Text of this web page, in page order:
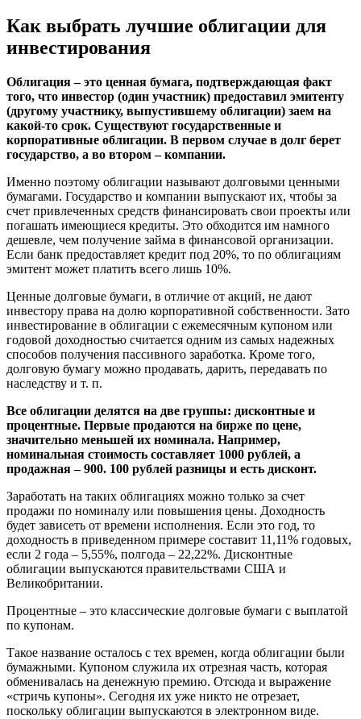
Как выбрать лучшие облигации для
инвестирования
Облигация – это ценная бумага, подтверждающая факт
того, что инвестор (один участник) предоставил эмитенту
(другому участнику, выпустившему облигации) заем на
какой-то срок. Существуют государственные и
корпоративные облигации. В первом случае в долг берет
государство, а во втором – компании.
Именно поэтому облигации называют долговыми ценными
бумагами. Государство и компании выпускают их, чтобы за
счет привлеченных средств финансировать свои проекты или
погашать имеющиеся кредиты. Это обходится им намного
дешевле, чем получение займа в финансовой организации.
Если банк предоставляет кредит под 20%, то по облигациям
эмитент может платить всего лишь 10%.
Ценные долговые бумаги, в отличие от акций, не дают
инвестору права на долю корпоративной собственности. Зато
инвестирование в облигации с ежемесячным купоном или
годовой доходностью считается одним из самых надежных
способов получения пассивного заработка. Кроме того,
долговую бумагу можно продавать, дарить, передавать по
наследству и т. п.
Все облигации делятся на две группы: дисконтные и
процентные. Первые продаются на бирже по цене,
значительно меньшей их номинала. Например,
номинальная стоимость составляет 1000 рублей, а
продажная – 900. 100 рублей разницы и есть дисконт.
Заработать на таких облигациях можно только за счет
продажи по номиналу или повышения цены. Доходность
будет зависеть от времени исполнения. Если это год, то
доходность в приведенном примере составит 11,11% годовых,
если 2 года – 5,55%, полгода – 22,22%. Дисконтные
облигации выпускаются правительствами США и
Великобритании.
Процентные – это классические долговые бумаги с выплатой
по купонам.
Такое название осталось с тех времен, когда облигации были
бумажными. Купоном служила их отрезная часть, которая
обменивалась на денежную премию. Отсюда и выражение
«стричь купоны». Сегодня их уже никто не отрезает,
поскольку облигации выпускаются в электронном виде.